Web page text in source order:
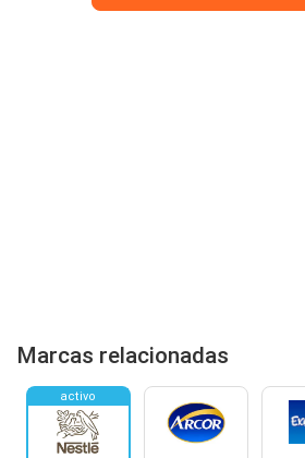
Marcas relacionadas
activo